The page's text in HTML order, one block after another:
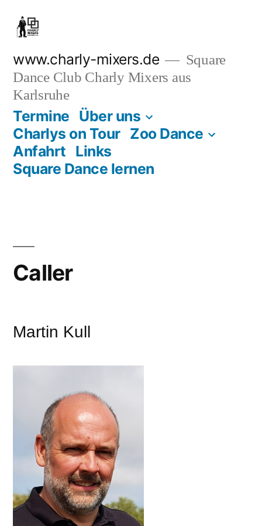
Inhalt
springen
www.charly-mixers.de
Square
Dance Club Charly Mixers aus
Karlsruhe
Termine Über uns
Charlys on Tour Zoo Dance
Anfahrt Links
Square Dance lernen
Caller
Martin Kull